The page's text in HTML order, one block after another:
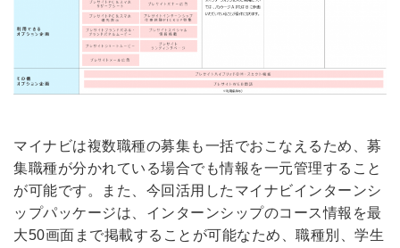
マイナビは複数職種の募集も一括でおこなえるため、募
集職種が分かれている場合でも情報を一元管理すること
が可能です。また、今回活用したマイナビインターンシ
ップパッケージは、インターンシップのコース情報を最
大50画面まで掲載することが可能なため、職種別、学生